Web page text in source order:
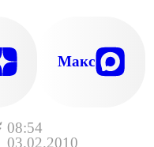
08:54
03.02.2010
Макс